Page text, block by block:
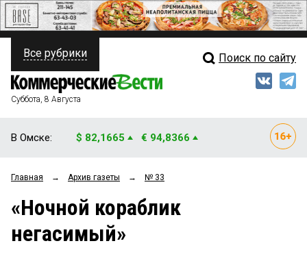
ПОЛИТИКА
ФИНАНСЫ
ОБЩЕСТВО
ЗАКОН
НОВОСТИ КОМПАНИЙ
Свежий выпуск
Рейтинги
Все рубрики Поиск по сайту
Суббота, 8 Августа
В Омске: $ 82,1665 € 94,8366
Главная → Архив газеты → № 33
«Ночной кораблик
негасимый»